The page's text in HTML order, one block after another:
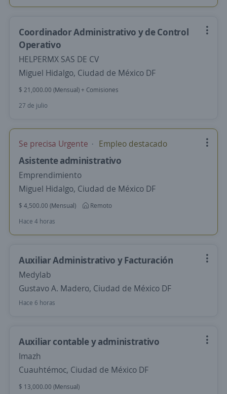
Coordinador Administrativo y de Control
Operativo
HELPERMX SAS DE CV
Miguel Hidalgo, Ciudad de México DF
$ 21,000.00 (Mensual) + Comisiones
27 de julio
Se precisa Urgente Empleo destacado
Asistente administrativo
Emprendimiento
Miguel Hidalgo, Ciudad de México DF
$ 4,500.00 (Mensual)
Remoto
Hace 4 horas
Auxiliar Administrativo y Facturación
Medylab
Gustavo A. Madero, Ciudad de México DF
Hace 6 horas
Auxiliar contable y administrativo
Imazh
Cuauhtémoc, Ciudad de México DF
$ 13,000.00 (Mensual)